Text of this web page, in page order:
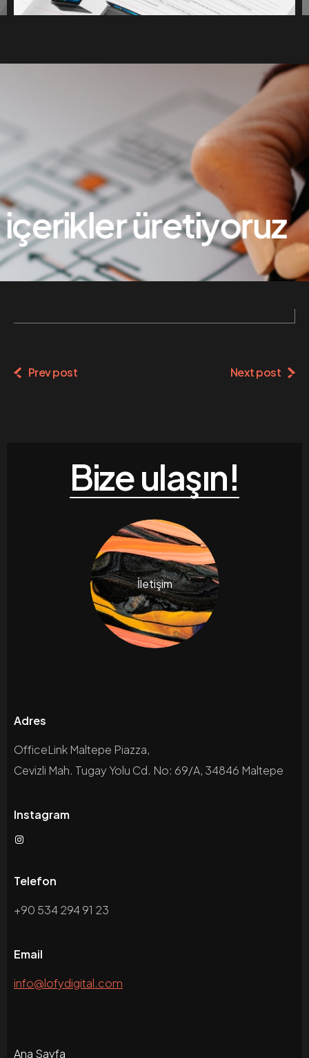
üretiyoruz
Prev post Next post
Bize ulaşın!
İletişim
Adres
OfficeLink Maltepe Piazza,
Cevizli Mah. Tugay Yolu Cd. No: 69/A, 34846 Maltepe
Instagram
Telefon
+90 534 294 91 23
Email
info@lofydigital.com
Ana Sayfa